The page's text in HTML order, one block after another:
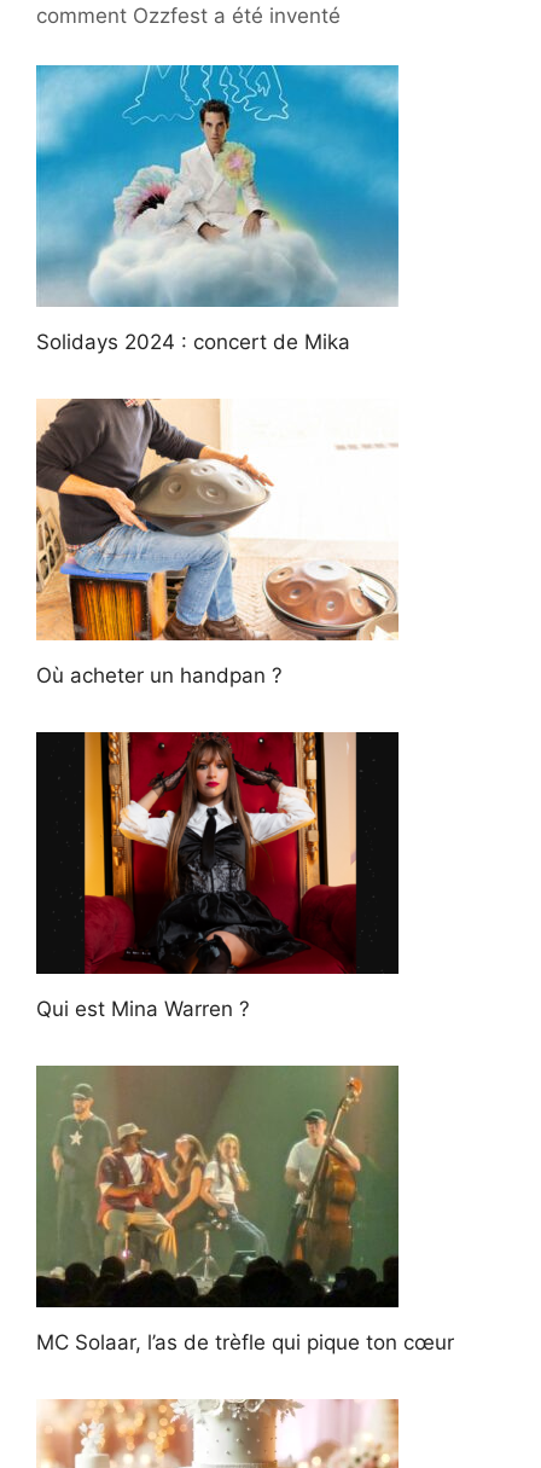
comment Ozzfest a été inventé
Solidays 2024 : concert de Mika
Où acheter un handpan ?
Qui est Mina Warren ?
MC Solaar, l’as de trèfle qui pique ton cœur